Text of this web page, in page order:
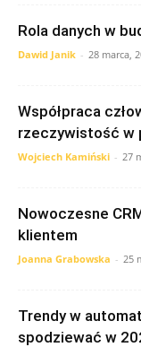
Rola danych w
Dawid Janik - 28 marca,
Współpraca
rzeczywistość w
Wojciech Kamiński - 27
Nowoczesne
klientem
Joanna Grabowska - 25
Trendy w
spodziewać w